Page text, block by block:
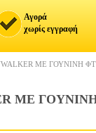
Αγορά
χωρίς εγγραφή
ΜΕ ΓΟΥΝΙΝΗ
ΜΕ